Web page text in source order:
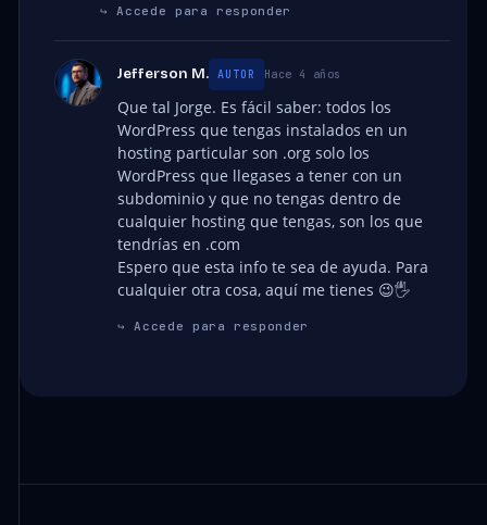
↪ Accede para responder
Jefferson M. AUTOR Hace 4 años
Que tal Jorge. Es fácil saber: todos los
WordPress que tengas instalados en un
hosting particular son .org solo los
WordPress que llegases a tener con un
subdominio y que no tengas dentro de
cualquier hosting que tengas, son los que
tendrías en .com
Espero que esta info te sea de ayuda. Para
cualquier otra cosa, aquí me tienes 😉🖐
↪ Accede para responder